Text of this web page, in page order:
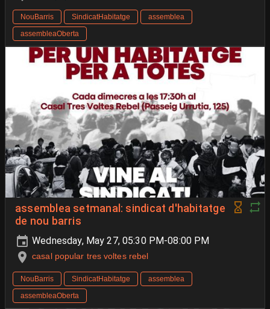
NouBarris SindicatHabitatge
assemblea
assembleaOberta
assemblea setmanal: sindicat d'habitatge
de nou barris
Wednesday, May 27, 05:30 PM-08:00 PM
casal popular tres voltes rebel
NouBarris SindicatHabitatge
assemblea
assembleaOberta